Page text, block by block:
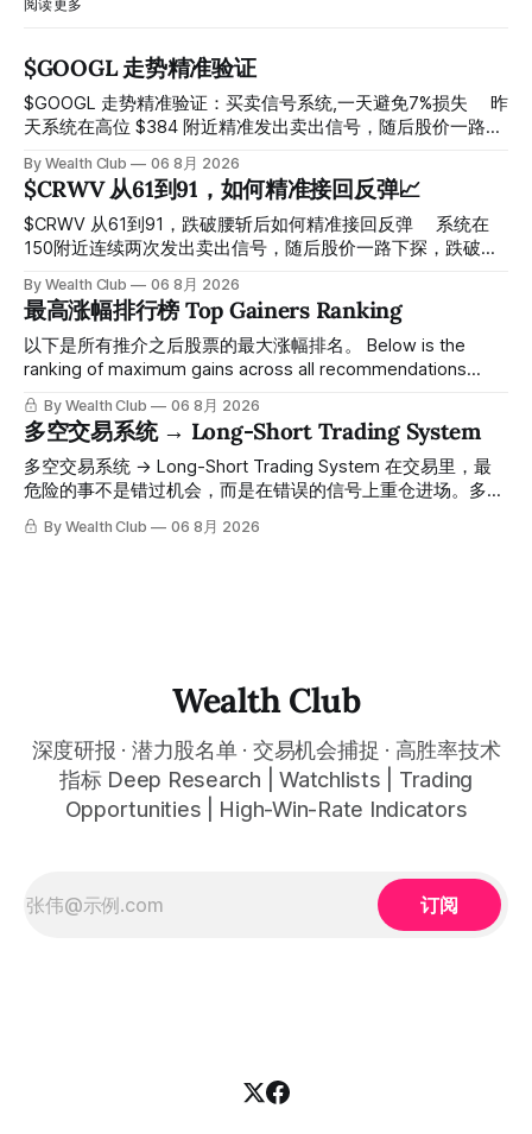
阅读更多
$GOOGL 走势精准验证
$GOOGL 走势精准验证：买卖信号系统,一天避免7%损失 ⠀ 昨
天系统在高位 $384 附近精准发出卖出信号，随后股价一路下
工干预，无需猜顶猜底，系统结合大数据自动帮你读懂市场情
绪与资金流向的转折点。 ⠀ 想要使用同款买卖信号交易系统
指标，以及更多核心名单、深度研究报告、交易机会 :
thewealthclub.vip
By Wealth Club 06 8月 2026
$CRWV 从61到91，如何精准接回反弹📈
$CRWV 从61到91，跌破腰斩后如何精准接回反弹 ⠀ 系统在
150附近连续两次发出卖出信号，随后股价一路下探，跌破
61附近精准打出Breakout突破信号。 ⠀ 从突破点起算，股价
一路反弹，最高触及91，涨幅接近50%。 ⠀ 今天股价小幅回
调5.07%，收报85.33，仍然稳稳站在突破位置上方。 ⠀ 很多
人觉得交易辛苦，是因为把时间都花在自己画线、盯盘、分析
点。 ⠀ 而这套系统，已经帮你把大数据全部跑过一遍，市场
情绪、资金流向、趋势反转位置，全部自动分析整合，直接把
高胜率信号推送到你面前。 ⠀ 你需要做的，只是准备好一份
自己喜欢的公司清单，剩下的分析交给系统。 ⠀ 交易，本该
标，以及更多核心名单、深度研究报告、交易机会 :
By Wealth Club 06 8月 2026
最高涨幅排行榜 Top Gainers Ranking
以下是所有推介之后股票的最大涨幅排名。 Below is the
ranking of maximum gains across all recommendations
since inclusion. 统计区间为2025年11月1日至2026年7月12
日。所有推介的入场价、目标价及推介日期，均在对应期数
「交易机会」文章发布时同步公开，时间戳可完整溯源，付费
会员随时可交叉核实。 The tracking period covers
November 1, 2025 to July 12, 2026. All entry prices, price
simultaneously in the corresponding "Trading Ideas"
By Wealth Club 06 8月 2026
多空交易系统 → Long-Short Trading System
多空交易系统 → Long-Short Trading System 在交易里，最
危险的事不是错过机会，而是在错误的信号上重仓进场。多空
交易系统真正高胜率的交易，把最高确信度的市场结构，直接
呈现在你的图表上。 无需成为图表专家，强大的算法自动为
with any financial market — stocks, crypto,
By Wealth Club 06 8月 2026
Wealth Club
深度研报 · 潜力股名单 · 交易机会捕捉 · 高胜率技术
指标 Deep Research | Watchlists | Trading
Opportunities | High-Win-Rate Indicators
订阅